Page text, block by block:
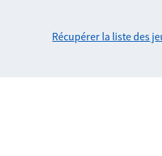
Récupérer la liste des